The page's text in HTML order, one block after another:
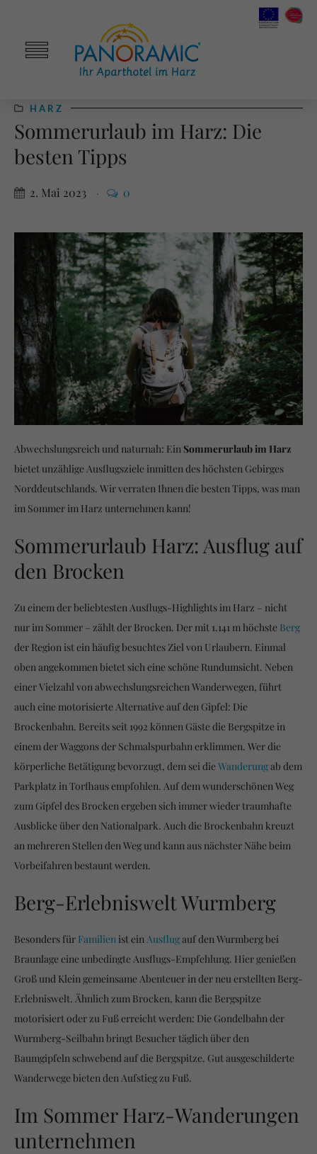
HARZ
Sommerurlaub im Harz: Die
besten Tipps
2. Mai 2023 0
Abwechslungsreich und naturnah: Ein Sommerurlaub im Harz
bietet unzählige Ausflugsziele inmitten des höchsten Gebirges
Norddeutschlands. Wir verraten Ihnen die besten Tipps, was man
im Sommer im Harz unternehmen kann!
Sommerurlaub Harz: Ausflug auf
den Brocken
Zu einem der beliebtesten Ausflugs-Highlights im Harz – nicht
nur im Sommer – zählt der Brocken. Der mit 1.141 m höchste Berg
der Region ist ein häufig besuchtes Ziel von Urlaubern. Einmal
oben angekommen bietet sich eine schöne Rundumsicht. Neben
einer Vielzahl von abwechslungsreichen Wanderwegen, führt
auch eine motorisierte Alternative auf den Gipfel: Die
Brockenbahn. Bereits seit 1992 können Gäste die Bergspitze in
einem der Waggons der Schmalspurbahn erklimmen. Wer die
körperliche Betätigung bevorzugt, dem sei die Wanderungab dem
Parkplatz in Torfhaus empfohlen. Auf dem wunderschönen Weg
zum Gipfel des Brocken ergeben sich immer wieder traumhafte
Ausblicke über den Nationalpark. Auch die Brockenbahn kreuzt
an mehreren Stellen den Weg und kann aus nächster Nähe beim
Vorbeifahren bestaunt werden.
Berg-Erlebniswelt Wurmberg
Besonders für Familien ist einAusflugauf den Wurmberg bei
Braunlage eine unbedingte Ausflugs-Empfehlung. Hier genießen
Groß und Klein gemeinsame Abenteuer in der neu erstellten Berg-
Erlebniswelt. Ähnlich zum Brocken, kann die Bergspitze
motorisiert oder zu Fuß erreicht werden: Die Gondelbahn der
Wurmberg-Seilbahn bringt Besucher täglich über den
Baumgipfeln schwebend auf die Bergspitze. Gut ausgeschilderte
Wanderwege bieten den Aufstieg zu Fuß.
Im Sommer Harz-Wanderungen
unternehmen